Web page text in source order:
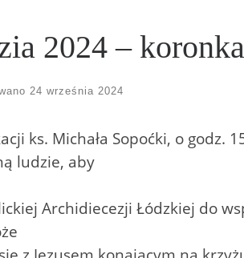
2024 –
24 września 2024
ks. Michała Sopoćki, o godz.
ludzie, aby
Archidiecezji Łódzkiej do